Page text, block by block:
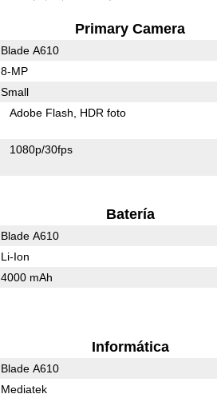
Primary Camera
Blade A610
8-MP
Small
Adobe Flash HDR foto
1080p/30fps
Batería
Blade A610
Li-Ion
4000 mAh
Informática
Blade A610
Mediatek